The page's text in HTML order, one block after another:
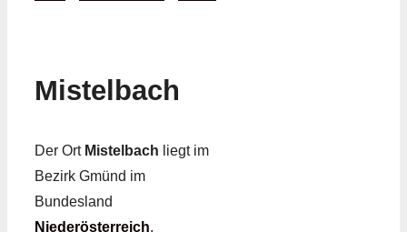
Mistelbach
Der Ort Mistelbach liegt im
Bezirk Gmünd im
Bundesland
Niederösterreich.